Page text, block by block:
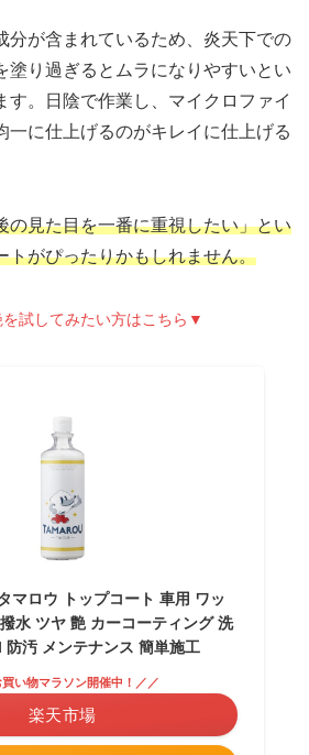
分が含まれているため、炎天下での
塗り過ぎるとムラになりやすいとい
す。日陰で作業し、マイクロファイ
一に仕上げるのがキレイに仕上げる
の見た目を一番に重視したい」とい
トがぴったりかもしれません。
試してみたい方はこちら▼
マロウ トップコート 車用 ワッ
水 ツヤ 艶 カーコーティング 洗
汚 メンテナンス 簡単施工
買い物マラソン開催中！／／
楽天市場